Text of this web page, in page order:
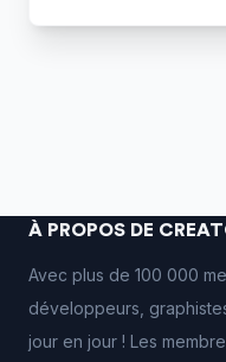
À PROPOS DE
Avec plus de 100 000
développeurs,
jour en jour ! Les